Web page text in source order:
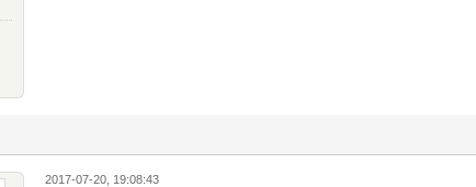
2017-07-20, 19:08:43